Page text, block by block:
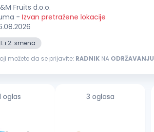
Fruits d.o.o.
- Izvan pretražene lokacije
1. i 2. smena
možete da se prijavite: RADNIK NA ODRŽAVANJU
oglas 3 oglasa